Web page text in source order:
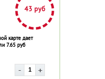
43 руб
карте дает
7.65 руб